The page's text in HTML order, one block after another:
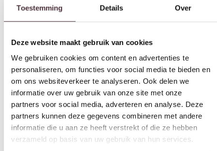
Toestemming Details Over
Deze website maakt gebruik van cookies
We gebruiken cookies om content en advertenties te
personaliseren, om functies voor social media te bieden en
om ons websiteverkeer te analyseren. Ook delen we
informatie over uw gebruik van onze site met onze
partners voor social media, adverteren en analyse. Deze
partners kunnen deze gegevens combineren met andere
informatie die u aan ze heeft verstrekt of die ze hebben
verzameld op basis van uw gebruik van hun services.